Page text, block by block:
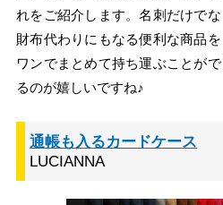
れをご紹介します。名刺だけで
財布代わりにもなる便利な商品
ワンでまとめて持ち運ぶことが
るのが嬉しいですね♪
通帳も入るカードケース
LUCIANNA